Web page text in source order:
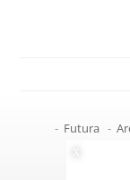
- Futura -